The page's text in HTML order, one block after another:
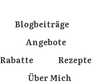
Blogbeiträge
Angebote
Rabatte
Rezepte
Über Mich